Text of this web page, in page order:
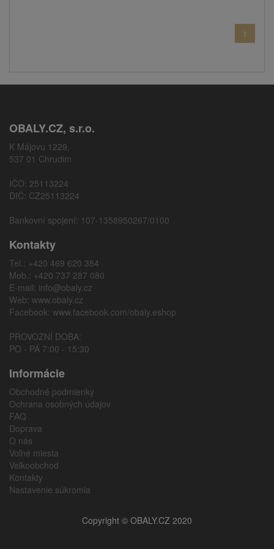
1
OBALY.CZ, s.r.o.
K Májovu 1229,
537 01 Chrudim
IČO: 25113224
DIČ: CZ25113224
Bankovní spojení: 107-1358950267/0100
Kontakty
Tel.: +420 469 620 384
Mob.: +420 737 287 080
E-mail: info@obaly.cz
Web: www.obaly.cz
Facebook: www.facebook.com/obaly.eshop
PROVOZNÍ DOBA:
PO - PÁ 7:00 - 15:30
Informácie
Obchodné podmienky
Ochrana osobných údajov
FAQ
Doprava
O nás
Voľné miesta
Veľkoobchod
Kontakty
Nastavenie súkromia
Copyright © OBALY.CZ 2020